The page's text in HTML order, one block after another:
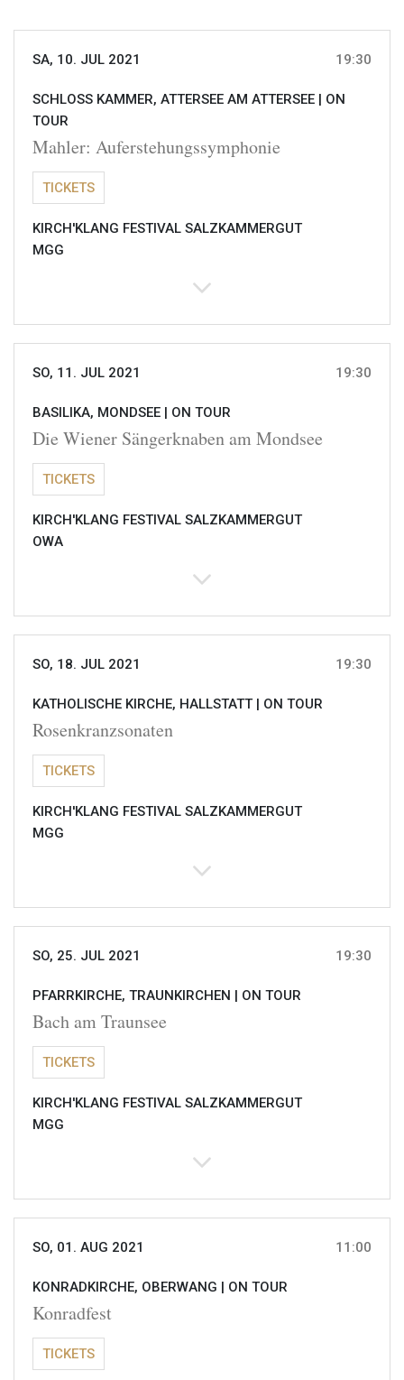
SA, 10. JUL 2021 19:30
SCHLOSS KAMMER, ATTERSEE AM ATTERSEE | ON
TOUR
Mahler: Auferstehungssymphonie
TICKETS
KIRCH'KLANG FESTIVAL SALZKAMMERGUT
MGG
SO, 11. JUL 2021 19:30
BASILIKA, MONDSEE | ON TOUR
Die Wiener Sängerknaben am Mondsee
TICKETS
KIRCH'KLANG FESTIVAL SALZKAMMERGUT
OWA
SO, 18. JUL 2021 19:30
KATHOLISCHE KIRCHE, HALLSTATT | ON TOUR
Rosenkranzsonaten
TICKETS
KIRCH'KLANG FESTIVAL SALZKAMMERGUT
MGG
SO, 25. JUL 2021 19:30
PFARRKIRCHE, TRAUNKIRCHEN | ON TOUR
Bach am Traunsee
TICKETS
KIRCH'KLANG FESTIVAL SALZKAMMERGUT
MGG
SO, 01. AUG 2021 11:00
KONRADKIRCHE, OBERWANG | ON TOUR
Konradfest
TICKETS